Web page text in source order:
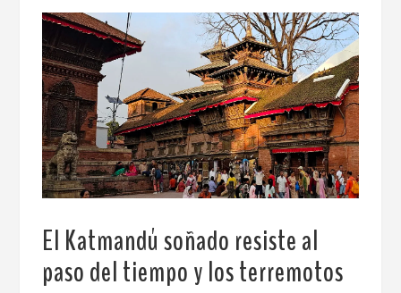
El Katmandú soñado resiste al
paso del tiempo y los terremotos